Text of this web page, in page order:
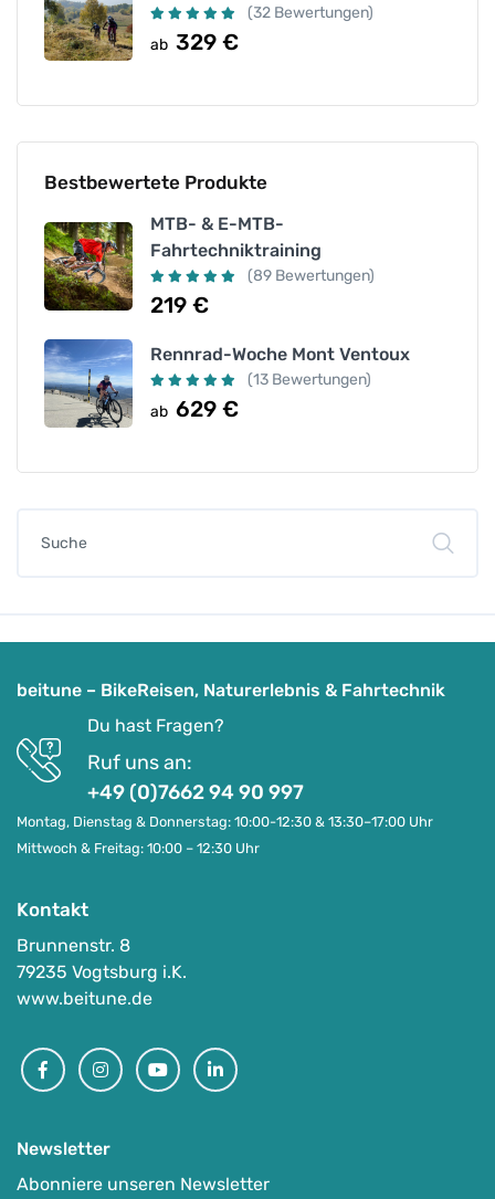
(32 Bewertungen)
ab 329 €
Bestbewertete Produkte
MTB- & E-MTB-
Fahrtechniktraining
(89 Bewertungen)
219 €
Rennrad-Woche Mont Ventoux
(13 Bewertungen)
ab 629 €
beitune – BikeReisen, Naturerlebnis & Fahrtechnik
Du hast Fragen?
Ruf uns an:
+49 (0)7662 94 90 997
Montag, Dienstag & Donnerstag: 10:00-12:30 & 13:30–17:00 Uhr
Mittwoch & Freitag: 10:00 – 12:30 Uhr
Kontakt
Brunnenstr. 8
79235 Vogtsburg i.K.
www.beitune.de
FacebookInstagramYoutubeLinkedin
Newsletter
Abonniere unseren Newsletter